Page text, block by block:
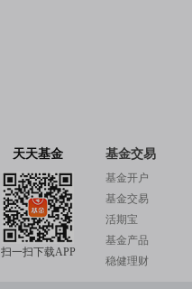
天天基金
扫一扫下载APP
基金交易
基金开户
基金交易
活期宝
基金产品
稳健理财